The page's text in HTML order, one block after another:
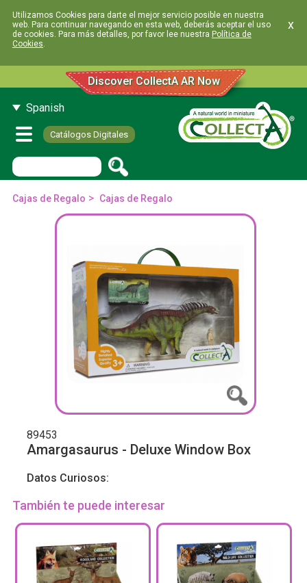
Utilizamos Cookies para darte el mejor servicio posible en nuestra
web. Para continuar navegando en esta web, deberás aceptar el uso
de cookies. Para más detalles, por favor lee nuestra Política de
Cookies.
x
Discover CollectA AR Now
Spanish
Catálogos Digitales
Cajas de Regalo > Cajas de Regalo
89453
Amargasaurus - Deluxe Window Box
Datos Curiosos:
También te puede interesar